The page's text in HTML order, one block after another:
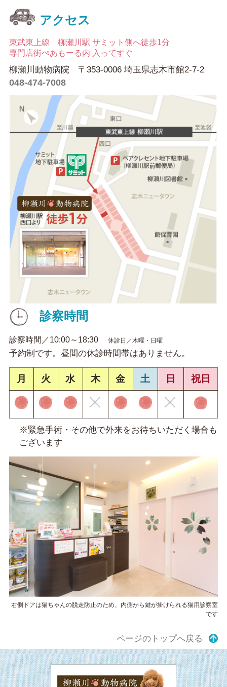
アクセス
東武東上線 柳瀬川駅 サミット側へ徒歩1分
専門店街ぺあもーる内 入ってすぐ
柳瀬川動物病院 〒353-0006 埼玉県志木市館2-7-2
048-474-7008
診察時間
診察時間／10:00～18:30 休診日／木曜・日曜
予約制です。昼間の休診時間帯はありません。
月 火 水 木 金 土 日 祝日
※緊急手術・その他で外来をお待ちいただく場合も
ございます
右側ドアは猫ちゃんの脱走防止のため、内側から鍵が掛けられる猫用診察室
です
ページのトップへ戻る